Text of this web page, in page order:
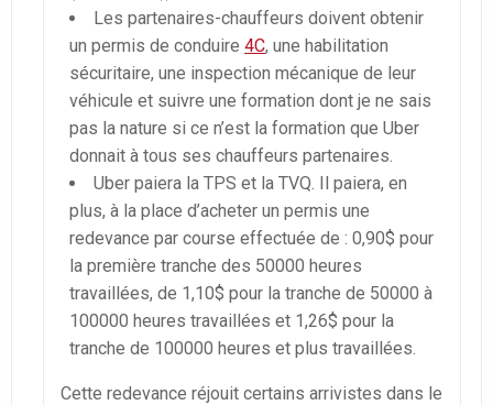
Les partenaires-chauffeurs doivent obtenir
un permis de conduire 4C, une habilitation
sécuritaire, une inspection mécanique de leur
véhicule et suivre une formation dont je ne sais
pas la nature si ce n’est la formation que Uber
donnait à tous ses chauffeurs partenaires.
Uber paiera la TPS et la TVQ. Il paiera, en
plus, à la place d’acheter un permis une
redevance par course effectuée de : 0,90$ pour
la première tranche des 50000 heures
travaillées, de 1,10$ pour la tranche de 50000 à
100000 heures travaillées et 1,26$ pour la
tranche de 100000 heures et plus travaillées.
Cette redevance réjouit certains arrivistes dans le